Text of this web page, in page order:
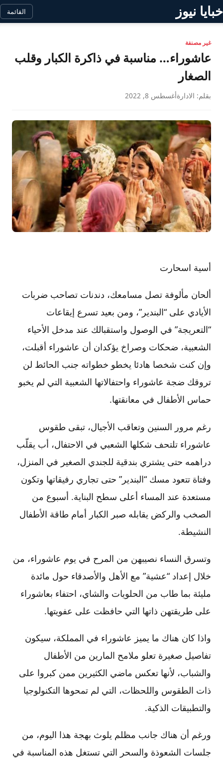
خبايا نيوز القائمة
غير مصنفة
عاشوراء… مناسبة في ذاكرة الكبار وقلب
الصغار
بقلم: الادارةأغسطس 8, 2022
أسية اسحارت
ألحان مألوفة تصل مسامعك، دندنات تصاحب ضربات
الأيادي على “البندير”، ومن بعيد تسرع إيقاعات
“التعريجة” في الوصول واستقبالك عند مدخل الأحياء
الشعبية، ضحكات وصراخ يؤكدان أن عاشوراء أقبلت،
وإن كنت شخصا هادئا يخطو خطواته جنب الحائط لن
تروقك ضجة عاشوراء واحتفالاتها الشعبية التي لم يخبو
حماس الأطفال في معانقتها.
رغم مرور السنين وتعاقب الأجيال، تبقى طقوس
عاشوراء تلتحف شكلها الشعبي في الاحتفال، أب يقلّب
دراهمه حتى يشتري بندقية للجندي الصغير في المنزل،
وفتاة تتعود مسك “البندير” حتى تجاري رفيقاتها وتكون
مستعدة عند المساء أعلى سطح البناية. أسبوع من
الصخب والركض يقابله صبر الكبار أمام طاقة الأطفال
النشيطة.
وتسرق النساء نصيبهن من المرح في يوم عاشوراء، من
خلال إعداد “عشية” مع الأهل والأصدقاء حول مائدة
مليئة بما طاب من الحلويات والشاي، احتفاء بعاشوراء
على طريقتهن ذاتها التي حافظت على عفويتها.
واذا كان هناك ما يميز عاشوراء في المملكة، سيكون
تفاصيل صغيرة تعلو ملامح المارين من الأطفال
والشباب، لأنها تعكس ماضي الكثيرين ممن كبروا على
ذات الطقوس واللحظات، التي لم تمحوها التكنولوجيا
والتطبيقات الذكية.
ورغم أن هناك جانب مظلم يلوث بهجة هذا اليوم، من
جلسات الشعوذة والسحر التي تستغل هذه المناسبة في